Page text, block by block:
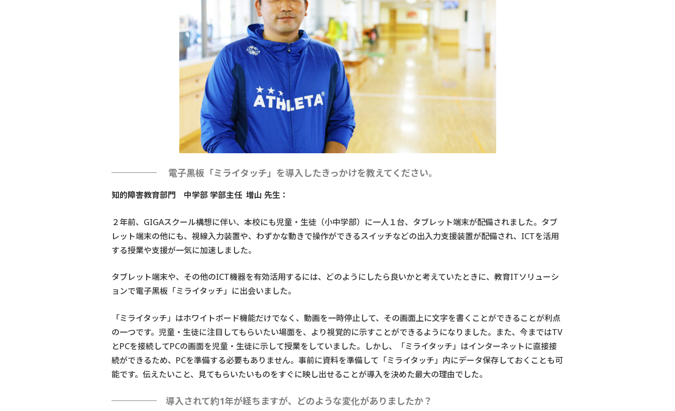
電子黒板「ミライタッチ」を導入したきっかけを教えてください。
知的障害教育部門 中学部 学部主任 増山 先生：
２年前、GIGAスクール構想に伴い、本校にも児童・生徒（小中学部）に一人１台、タブレット端末が配備されました。タブ
レット端末の他にも、視線入力装置や、わずかな動きで操作ができるスイッチなどの出入力支援装置が配備され、ICTを活用
する授業や支援が一気に加速しました。
タブレット端末や、その他のICT機器を有効活用するには、どのようにしたら良いかと考えていたときに、教育ITソリューシ
ョンで電子黒板「ミライタッチ」に出会いました。
「ミライタッチ」はホワイトボード機能だけでなく、動画を一時停止して、その画面上に文字を書くことができることが利点
の一つです。児童・生徒に注目してもらいたい場面を、より視覚的に示すことができるようになりました。また、今まではTV
とPCを接続してPCの画面を児童・生徒に示して授業をしていました。しかし、「ミライタッチ」はインターネットに直接接
続ができるため、PCを準備する必要もありません。事前に資料を準備して「ミライタッチ」内にデータ保存しておくことも可
能です。伝えたいこと、見てもらいたいものをすぐに映し出せることが導入を決めた最大の理由でした。
導入されて約1年が経ちますが、どのような変化がありましたか？